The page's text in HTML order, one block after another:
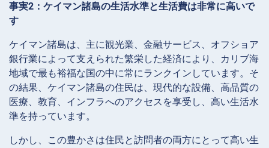
事実2：ケイマン諸島の生活水準と生活費は非常に高いで
す
ケイマン諸島は、主に観光業、金融サービス、オフショア
銀行業によって支えられた繁栄した経済により、カリブ海
地域で最も裕福な国の中に常にランクインしています。そ
の結果、ケイマン諸島の住民は、現代的な設備、高品質の
医療、教育、インフラへのアクセスを享受し、高い生活水
準を持っています。
しかし、この豊かさは住民と訪問者の両方にとって高い生